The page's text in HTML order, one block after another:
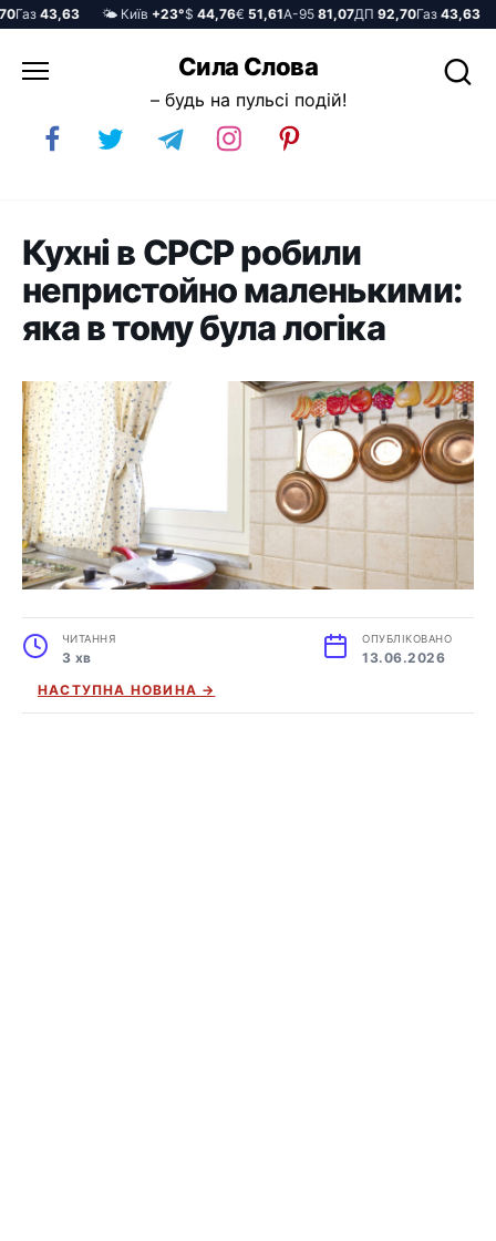
43,63 🌤️ Київ+23°$44,76€51,61А-9581,07ДП92,70Газ43,63 🌤️
до
Сила Слова
– будь на пульсі подій!
Кухні в СРСР робили
непристойно маленькими:
яка в тому була логіка
ЧИТАННЯ
3 хв
ОПУБЛІКОВАНО
13.06.2026
НАСТУПНА НОВИНА →